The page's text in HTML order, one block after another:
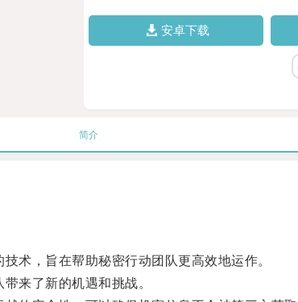
安卓下载
简介
，旨在帮助秘密行动团队更高效地运作。
来了新的机遇和挑战。